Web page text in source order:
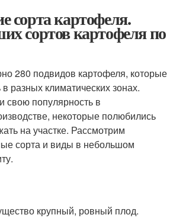
сорта картофеля.
сортов картофеля по
280 подвидов картофеля, которые
разных климатических зонах.
свою популярность в
некоторые полюбились
на участке. Рассмотрим
сорта и виды в небольшом
крупный, ровный плод.